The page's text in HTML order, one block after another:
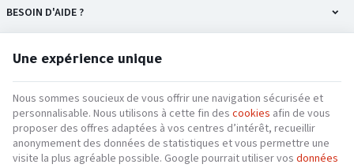
BESOIN D'AIDE ?
NOS PRODUITS
INFORMATIONS
Literie Bottz | N° d'entreprise : 0692.761.132 | Mentions légales & Contact
Conditions
générales|Nos partenaires web
Une expérience unique
Nous sommes soucieux de vous offrir une navigation sécurisée et
personnalisable. Nous utilisons à cette fin des cookies afin de vous
proposer des offres adaptées à vos centres d’intérêt, recueillir
anonymement des données de statistiques et vous permettre une
visite la plus agréable possible. Google pourrait utiliser vos données